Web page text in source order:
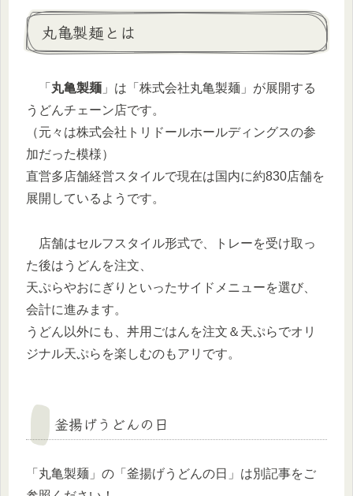
丸亀製麺とは
「 丸亀製麺 」は「株式会社丸亀製麺」が展開する
うどんチェーン店です。
（元々は株式会社トリドールホールディングスの参
加だった模様）
直営多店舗経営スタイルで現在は国内に約830店舗を
展開しているようです。
店舗はセルフスタイル形式で、トレーを受け取っ
た後はうどんを注文、
天ぷらやおにぎりといったサイドメニューを選び、
会計に進みます。
うどん以外にも、丼用ごはんを注文＆天ぷらでオリ
ジナル天ぷらを楽しむのもアリです。
釜揚げうどんの日
「丸亀製麺」の「釜揚げうどんの日」は別記事をご